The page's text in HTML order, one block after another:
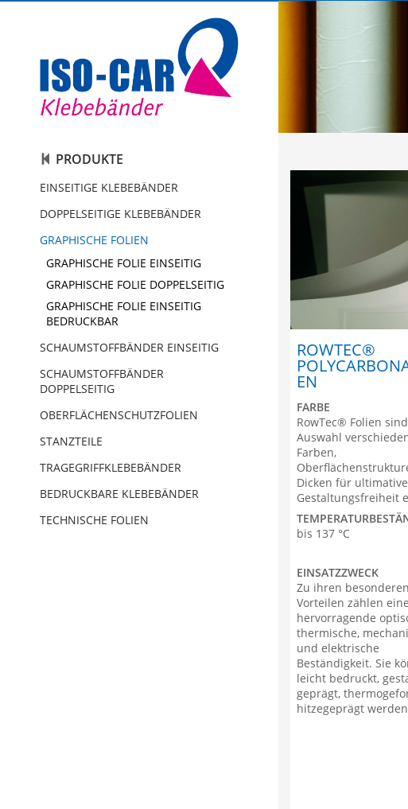
PRODUKTE
EINSEITIGE KLEBEBÄNDER
DOPPELSEITIGE KLEBEBÄNDER
GRAPHISCHE FOLIEN
GRAPHISCHE FOLIE EINSEITIG
GRAPHISCHE FOLIE DOPPELSEITIG
GRAPHISCHE FOLIE EINSEITIG
BEDRUCKBAR
SCHAUMSTOFFBÄNDER EINSEITIG
SCHAUMSTOFFBÄNDER
DOPPELSEITIG
OBERFLÄCHENSCHUTZFOLIEN
STANZTEILE
TRAGEGRIFFKLEBEBÄNDER
BEDRUCKBARE KLEBEBÄNDER
TECHNISCHE FOLIEN
ROWTEC®
EN
FARBE
RowTec® Folien
Auswahl
Farben,
Dicken für ultimative
Gestaltungsfreiheit
bis 137 °C
EINSATZZWECK
Zu ihren besonderen
Vorteilen zählen eine
hervorragende
thermische,
und elektrische
Beständigkeit. Sie
leicht bedruckt,
geprägt,
hitzegeprägt
Automobil
Bauindustrie
Graphische Industrie
Medizin
Elektro & Elektronik
Papier und Druck
Event & Bühne
Oberflächenbearbeitung und Veredelung
Oberflächenschutz
Einseitige Klebebänder
Doppelseitige Klebebänder
Graphische Folien
Schaumstoffbänder einseitig
Schaumstoffbänder doppelseitig
Stanzteile
Bedruckbare Klebebänder
Impressum